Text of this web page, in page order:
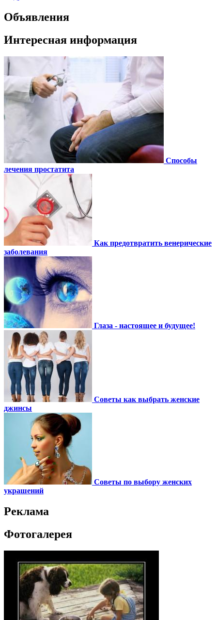
Объявления
Интересная информация
Способы
лечения простатита
Как предотвратить венерические
заболевания
Глаза - настоящее и будущее!
Советы как выбрать женские
джинсы
Советы по выбору женских
украшений
Реклама
Фотогалерея